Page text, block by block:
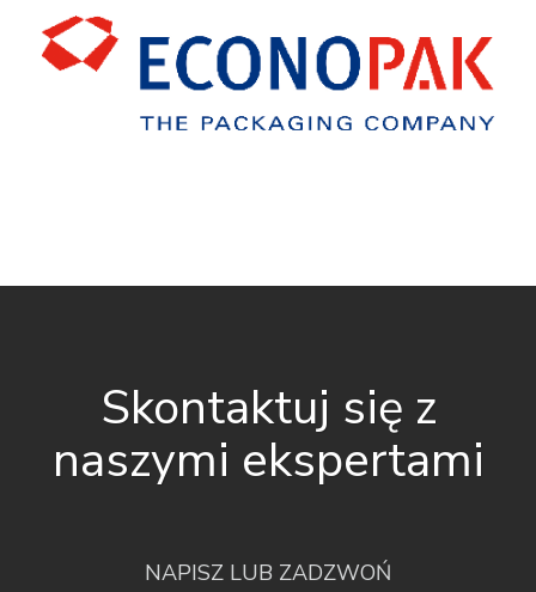
Skontaktuj się z
naszymi ekspertami
NAPISZ LUB ZADZWOŃ